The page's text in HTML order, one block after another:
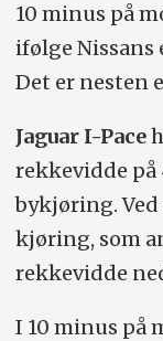
10 minus på
ifølge
Det er nesten
Jaguar I-Pace
rekkevidde på
bykjøring.
kjøring, som
rekkevidde
I 10 minus på